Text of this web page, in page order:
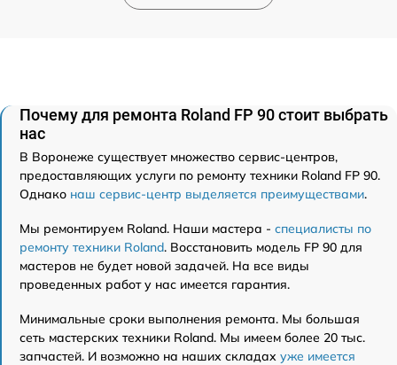
Почему для ремонта Roland FP 90 стоит выбрать
нас
В Воронеже существует множество сервис-центров,
предоставляющих услуги по ремонту техники Roland FP 90.
Однако наш сервис-центр выделяется преимуществами.
Мы ремонтируем Roland. Наши мастера - специалисты по
ремонту техники Roland. Восстановить модель FP 90 для
мастеров не будет новой задачей. На все виды
проведенных работ у нас имеется гарантия.
Минимальные сроки выполнения ремонта. Мы большая
сеть мастерских техники Roland. Мы имеем более 20 тыс.
запчастей. И возможно на наших складах уже имеется